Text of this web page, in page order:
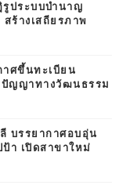
รูประบบบำนาญ
ร้างเสถียรภาพ
าศขึ้นทะเบียน
ปัญญาทางวัฒนธรรม
บรรยากาศอบอุ่น
า เปิดสาขาใหม่